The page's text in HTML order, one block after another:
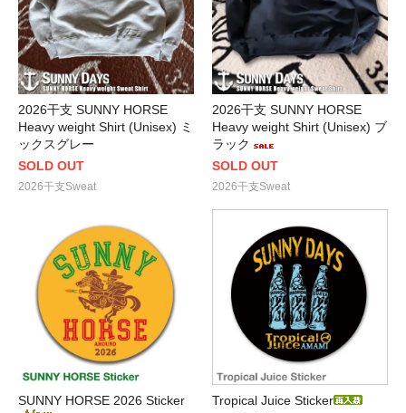
2026干支 SUNNY HORSE
Heavy weight Shirt (Unisex) ミ
ックスグレー
SOLD OUT
2026干支Sweat
2026干支 SUNNY HORSE
Heavy weight Shirt (Unisex) ブ
ラック
SOLD OUT
2026干支Sweat
SUNNY HORSE 2026 Sticker
Tropical Juice Sticker